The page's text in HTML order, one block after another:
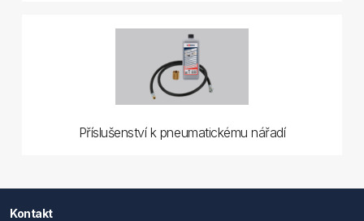
Příslušenství k pneumatickému nářadí
Kontakt